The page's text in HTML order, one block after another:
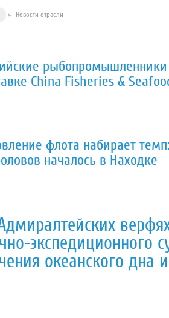
» Новости отрасли
China Fisheries &
флота набирает
началось в Находке
экспедиционного
океанского дна